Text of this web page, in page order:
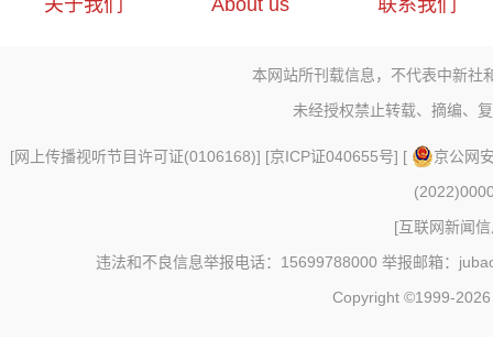
关于我们 About us 联系我们
本网站所刊载信息，不代表中新社
未经授权禁止转载、摘编、
[网上传播视听节目许可证(0106168)] [京ICP证040655号] [
京公网
[互联网新闻
违法和不良信息举报电话：15699788000 举报邮箱：
Copyright ©1999-